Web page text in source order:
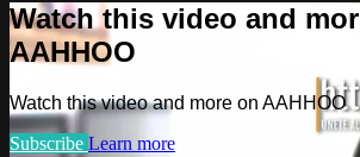
Watch this video and
AAHHOO
Watch this video and more on AAHHOO
Subscribe Learn more